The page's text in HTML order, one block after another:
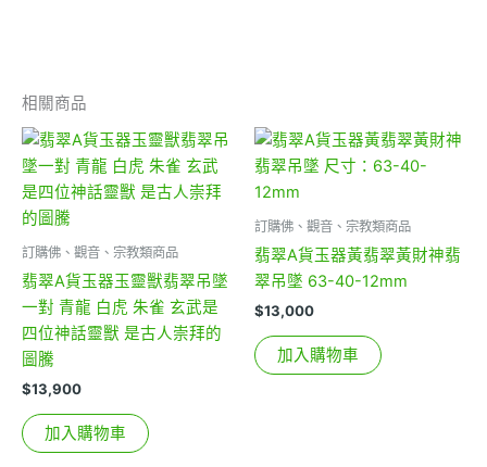
相關商品
訂購佛、觀音、宗教類商品
翡翠A貨玉器玉靈獸翡翠吊墜
一對 青龍 白虎 朱雀 玄武是
四位神話靈獸 是古人崇拜的
圖騰
$13,900
加入購物車
訂購佛、觀音、宗教類商品
翡翠A貨玉器黃翡翠黃財神翡
翠吊墜 63-40-12mm
$13,000
加入購物車